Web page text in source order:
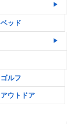
ベッド
ゴルフ
アウトドア